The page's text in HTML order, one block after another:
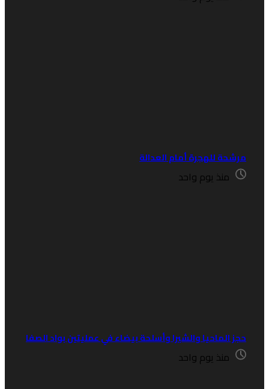
للهجرة أمام العدالة
منذ يوم واحد
الماحيا والشيرا وأسلحة بيضاء في عمليتين بواد الصفا
منذ يوم واحد